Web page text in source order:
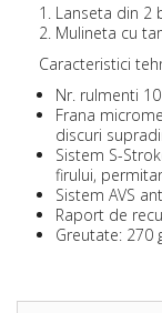
Lanseta din 2
Mulineta cu
Caracteristici
Nr. rulmenti
Frana
discuri
Sistem S-
firului,
Sistem AVS
Raport de
Greutate: 270